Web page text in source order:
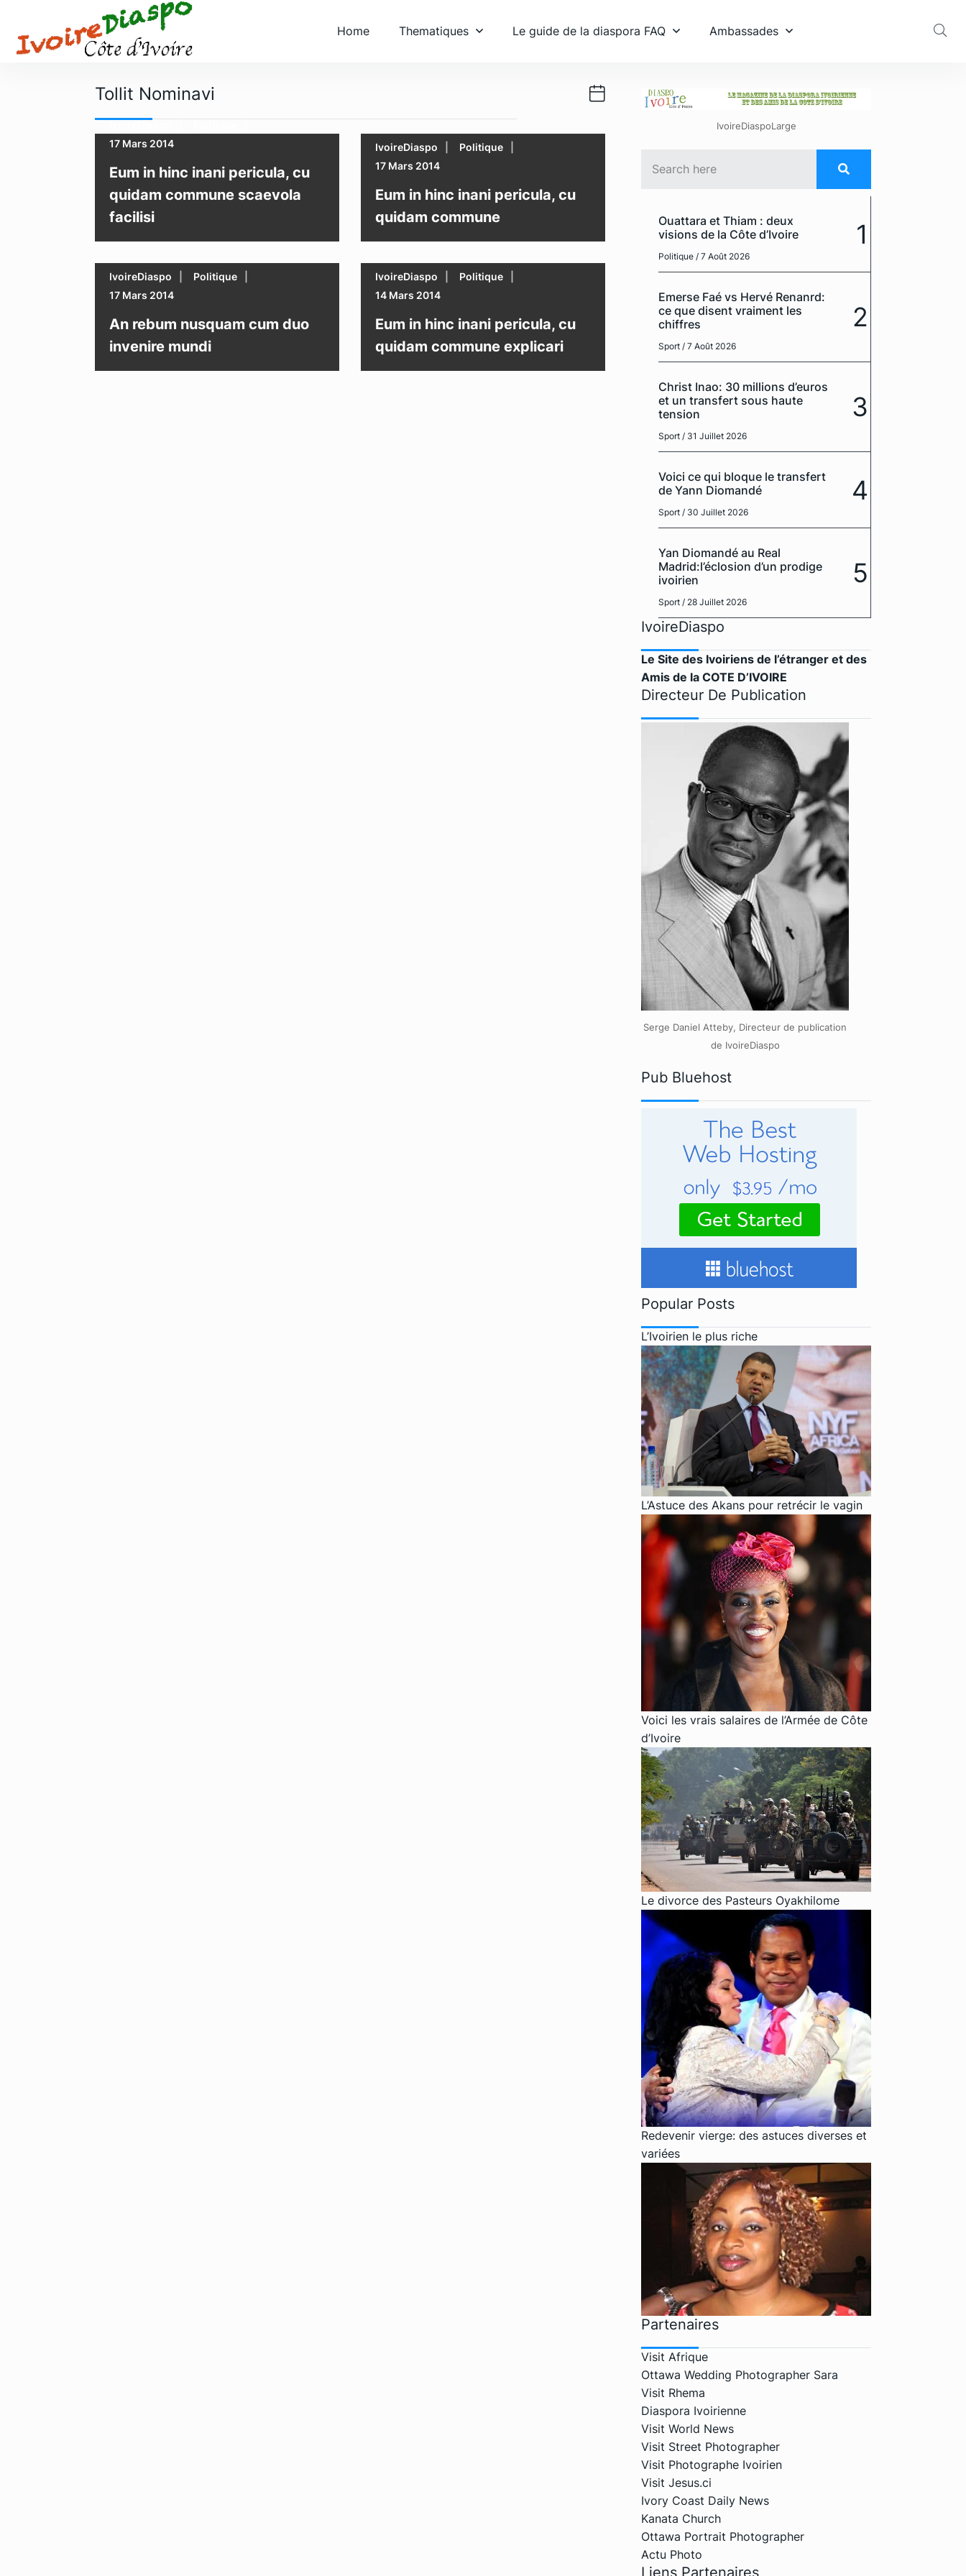
Home Thematiques Le guide de la diaspora FAQ Ambassades
Tollit Nominavi
17 Mars 2014
Eum in hinc inani pericula, cu
quidam commune scaevola
facilisi
IvoireDiaspo
Politique
17 Mars 2014
Eum in hinc inani pericula, cu
quidam commune
IvoireDiaspo
Politique
17 Mars 2014
An rebum nusquam cum duo
invenire mundi
IvoireDiaspo
Politique
14 Mars 2014
Eum in hinc inani pericula, cu
quidam commune explicari
IvoireDiaspoLarge
Ouattara et Thiam : deux
visions de la Côte d’Ivoire
Politique / 7 Août 2026
1
Emerse Faé vs Hervé Renanrd:
ce que disent vraiment les
chiffres
Sport / 7 Août 2026
2
Christ Inao: 30 millions d’euros
et un transfert sous haute
tension
Sport / 31 Juillet 2026
3
Voici ce qui bloque le transfert
de Yann Diomandé
Sport / 30 Juillet 2026
4
Yan Diomandé au Real
Madrid:l’éclosion d’un prodige
ivoirien
Sport / 28 Juillet 2026
5
IvoireDiaspo
Le Site des Ivoiriens de l’étranger et des
Amis de la COTE D’IVOIRE
Directeur De Publication
Serge Daniel Atteby, Directeur de publication
de IvoireDiaspo
Pub Bluehost
Popular Posts
L’Ivoirien le plus riche
L’Astuce des Akans pour retrécir le vagin
Voici les vrais salaires de l’Armée de Côte
d’Ivoire
Le divorce des Pasteurs Oyakhilome
Redevenir vierge: des astuces diverses et
variées
Partenaires
Visit Afrique
Ottawa Wedding Photographer Sara
Visit Rhema
Diaspora Ivoirienne
Visit World News
Visit Street Photographer
Visit Photographe Ivoirien
Visit Jesus.ci
Ivory Coast Daily News
Kanata Church
Ottawa Portrait Photographer
Actu Photo
Liens Partenaires